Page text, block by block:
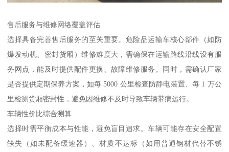
售后服务与维修网络覆盖评估​
选择具备完善售后服务的至关重要。危险品运输车核心部件（如防
爆发动机、密封货厢）维修难度大，需确保在运输路线沿线设有服
务网点，能及时提供配件更换、故障维修服务。同时，需确认厂家
是否提供定期保养方案，如每 5000 公里检查防静电装置、每 1 万公
里检测货厢密封性，避免因维修不及时导致车辆带病运行。​
车辆性价比综合测算​
选择时需平衡成本与性能，避免盲目追求。车辆可能存在安全配置
缺失（如未配备缓速器）、材质不达标（如用普通钢材代替不锈